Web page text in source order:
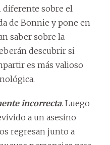
sobre el
de Bonnie y pone en
saber sobre la
descubrir si
es más valioso
incorrecta. Luego
a un asesino
regresan junto a